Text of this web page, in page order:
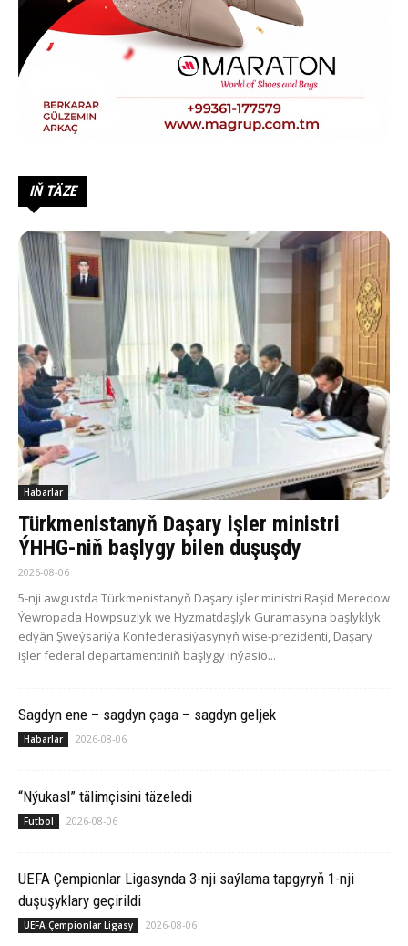
IŇ TÄZE
Habarlar
Türkmenistanyň Daşary işler ministri
ÝHHG-niň başlygy bilen duşuşdy
2026-08-06
5-nji awgustda Türkmenistanyň Daşary işler ministri Raşid Meredow
Ýewropada Howpsuzlyk we Hyzmatdaşlyk Guramasyna başlyklyk
edýän Şweýsariýa Konfederasiýasynyň wise-prezidenti, Daşary
işler federal departamentiniň başlygy Inýasio...
Sagdyn ene – sagdyn çaga – sagdyn geljek
Habarlar 2026-08-06
“Nýukasl” tälimçisini täzeledi
Futbol 2026-08-06
UEFA Çempionlar Ligasynda 3-nji saýlama tapgyryň 1-nji
duşuşyklary geçirildi
UEFA Çempionlar Ligasy 2026-08-06